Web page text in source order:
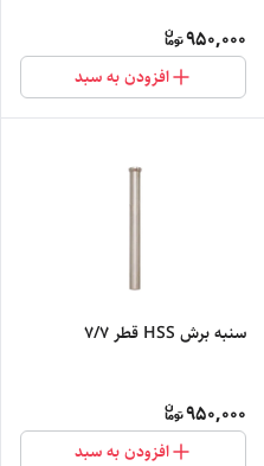
950,000
افزودن به سبد
سنبه برش HSS قطر 7/7
950,000
افزودن به سبد